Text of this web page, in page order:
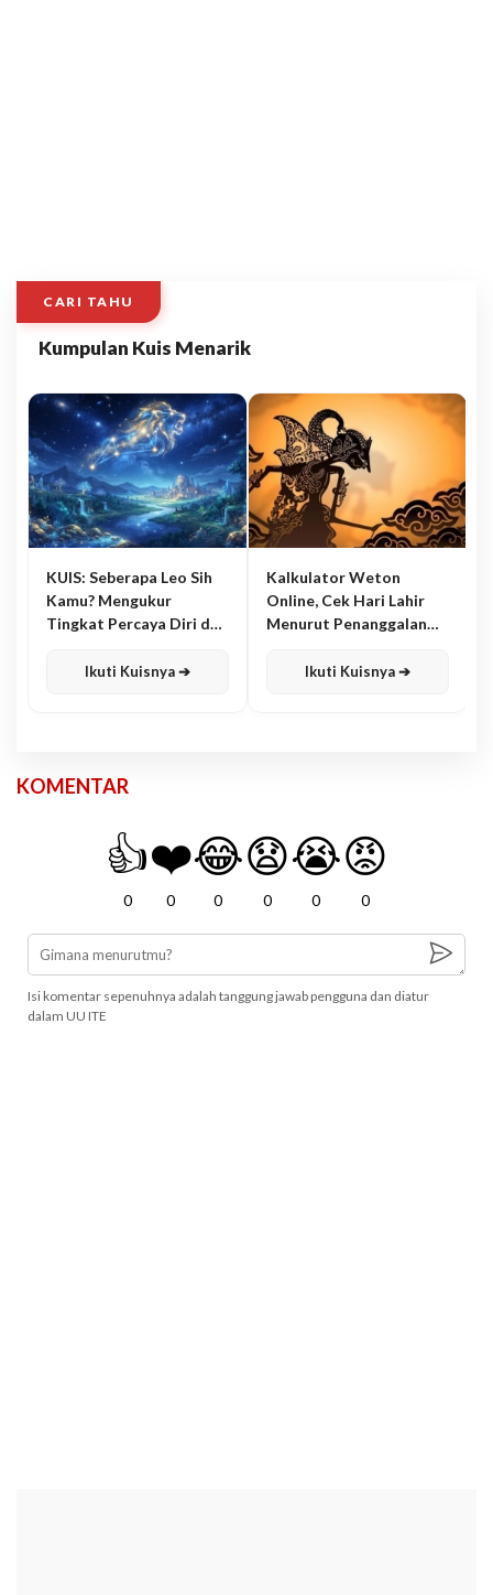
CARI TAHU
Kumpulan Kuis Menarik
KUIS: Seberapa Leo Sih
Kamu? Mengukur
Tingkat Percaya Diri dan
Ikuti Kuisnya ➔
Kalkulator Weton
Online, Cek Hari Lahir
Menurut Penanggalan
Ikuti Kuisnya ➔
KOMENTAR
👍
0
❤️
0
😂
0
😧
0
😭
0
😡
0
Isi komentar sepenuhnya adalah tanggung jawab pengguna dan diatur
dalam UU ITE